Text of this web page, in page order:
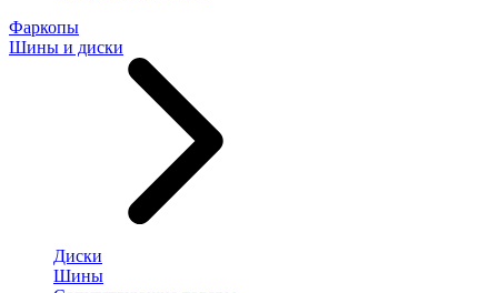
Фаркопы
Шины и диски
Диски
Шины